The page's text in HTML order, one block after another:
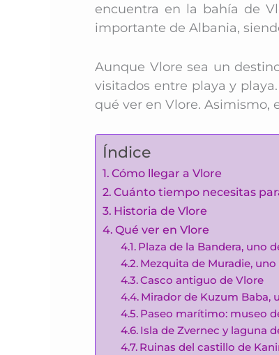
encuentra en la bahía de
importante de Albania,
Aunque Vlore sea un
visitados entre playa y
qué ver en Vlore. Asimismo,
Índice
Cómo llegar a Vlore
Cuánto tiempo necesitas
Historia de Vlore
Qué ver en Vlore
Plaza de la Bandera, uno
Mezquita de Muradie,
Casco antiguo de Vlore
Mirador de Kuzum Baba,
Paseo marítimo: museo
Isla de Zvernec y laguna
Ruinas del castillo de